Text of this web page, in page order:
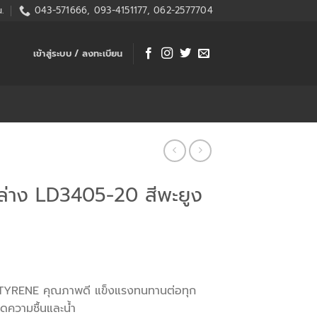
043-571666, 093-4151177, 062-2577704
เข้าสู่ระบบ / ลงทะเบียน
าง LD3405-20 สีพะยูง
คุณภาพดี แข็งแรงทนทานต่อทุก
ความชื้นและน้ำ